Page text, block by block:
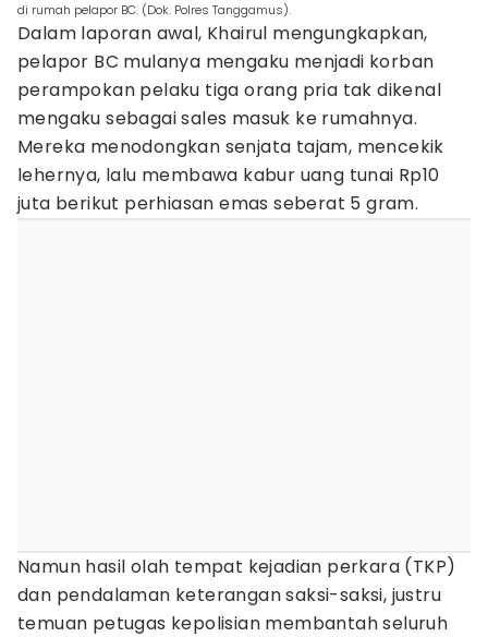
di rumah pelapor BC. (Dok. Polres Tanggamus).
Dalam laporan awal, Khairul mengungkapkan,
pelapor BC mulanya mengaku menjadi korban
perampokan pelaku tiga orang pria tak dikenal
mengaku sebagai sales masuk ke rumahnya.
Mereka menodongkan senjata tajam, mencekik
lehernya, lalu membawa kabur uang tunai Rp10
juta berikut perhiasan emas seberat 5 gram.
Namun hasil olah tempat kejadian perkara (TKP)
dan pendalaman keterangan saksi-saksi, justru
temuan petugas kepolisian membantah seluruh